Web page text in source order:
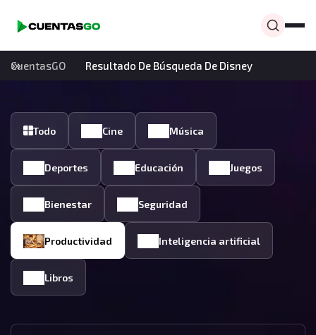
CuentasGO Resultado De Búsqueda De Disney
Todo Cine Música
Deportes Educación Juegos
Bienestar Seguridad
Productividad Inteligencia artificial
Libros